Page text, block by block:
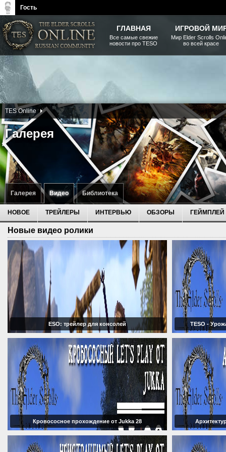
Галерея Видео Библиотека
Галерея
TES Online
НОВОЕ ТРЕЙЛЕРЫ ИНТЕРВЬЮ ОБЗОРЫ ГЕЙМПЛЕЙ
Новые видео ролики
ESO: трейлер для консолей TESO -
Кровососное прохождение от Jukka 28
The Elder Scrolls, Fallout,
Bethesda Softworks - статьи,
новости, дополнения
ГЛАВНАЯ
Все самые свежие
новости про TESO
ИГРОВОЙ
Мир Elder Scrolls
во всей красе
Гость